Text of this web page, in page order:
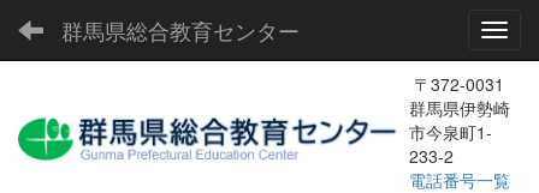
群馬県総合教育センター
〒372-0031
群馬県伊勢崎
市今泉町1-
233-2
電話番号一覧